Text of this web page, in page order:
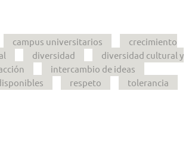
campus universitarios
crecimiento
diversidad
diversidad cultural y
intercambio de ideas
respeto
tolerancia